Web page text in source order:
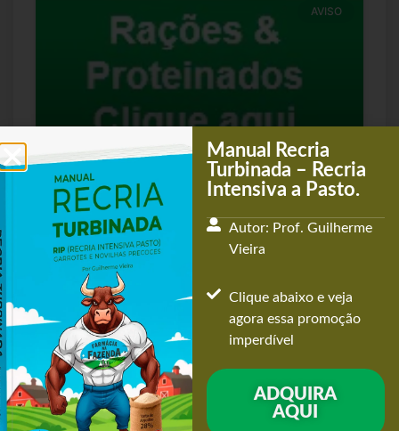
AVISO
Manual Rações e Proteinados para Semiconfinamento, RIP
& TIP
LER MAIS
Manual Recria
Turbinada – Recria
Intensiva a Pasto.
Autor: Prof. Guilherme
Vieira
Clique abaixo e veja
agora essa promoção
imperdível
ADQUIRA
AQUI